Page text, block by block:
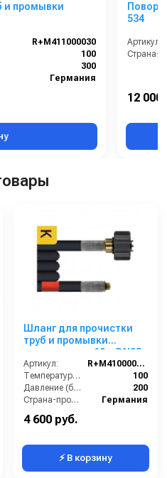
и промывки
R+M411000030
100
300
Германия
534
Артикул:
Страна-
12 000
Шланг для прочистки
труб и промывки
канализации 10m DN05,
200bar
Артикул:
R+M410000010
Температура (°C):
100
Давление (бар):
200
Страна-производитель:
Германия
4 600 руб.
⚡ В корзину